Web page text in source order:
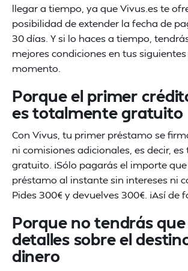
llegar a tiempo, ya que Vivus.es te
posibilidad de extender la fecha de
30 días. Y si lo haces a tiempo,
mejores condiciones en tus
momento.
Porque el primer
es totalmente gratuito
Con Vivus, tu primer préstamo se
ni comisiones adicionales, es decir,
gratuito. ¡Sólo pagarás el importe
préstamo al instante sin intereses ni
Pides 300€ y devuelves 300€. ¡Así de
Porque no tendrás
detalles sobre el
dinero